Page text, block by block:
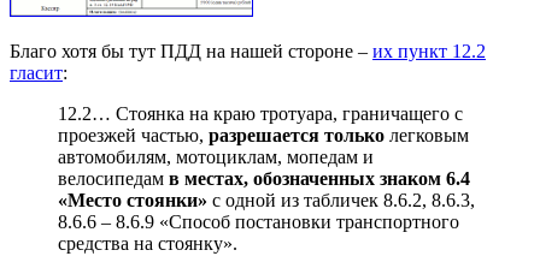
Благо хотя бы тут ПДД на нашей стороне – их пункт 12.2
гласит:
12.2… Стоянка на краю тротуара, граничащего с
проезжей частью, разрешается только легковым
автомобилям, мотоциклам, мопедам и
велосипедам в местах, обозначенных знаком 6.4
«Место стоянки» с одной из табличек 8.6.2, 8.6.3,
8.6.6 – 8.6.9 «Способ постановки транспортного
средства на стоянку».